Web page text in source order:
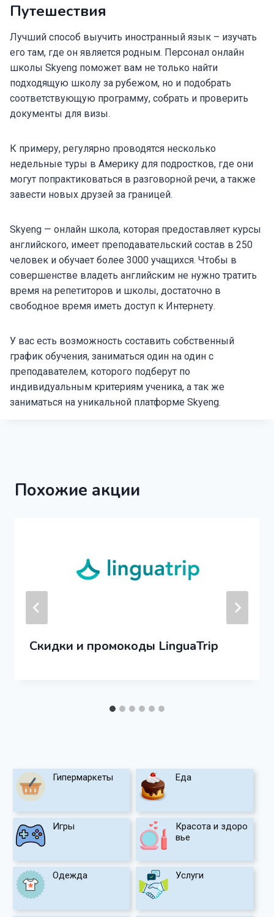
Путешествия
Лучший способ выучить иностранный язык – изучать
его там, где он является родным. Персонал онлайн
школы Skyeng поможет вам не только найти
подходящую школу за рубежом, но и подобрать
соответствующую программу, собрать и проверить
документы для визы.
К примеру, регулярно проводятся несколько
недельные туры в Америку для подростков, где они
могут попрактиковаться в разговорной речи, а также
завести новых друзей за границей.
Skyeng — онлайн школа, которая предоставляет курсы
английского, имеет преподавательский состав в 250
человек и обучает более 3000 учащихся. Чтобы в
совершенстве владеть английским не нужно тратить
время на репетиторов и школы, достаточно в
свободное время иметь доступ к Интернету.
У вас есть возможность составить собственный
график обучения, заниматься один на один с
преподавателем, которого подберут по
индивидуальным критериям ученика, а так же
заниматься на уникальной платформе Skyeng.
Похожие акции
Скидки и промокоды LinguaTrip
Гипермаркеты Еда
Игры
Красота и здоро
вье
Одежда Услуги